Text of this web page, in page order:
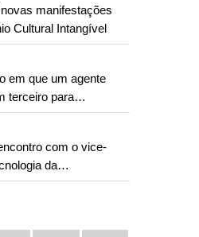
manifestações
Cultural Intangível
em que um agente
terceiro para
de uma
com o vice-
da